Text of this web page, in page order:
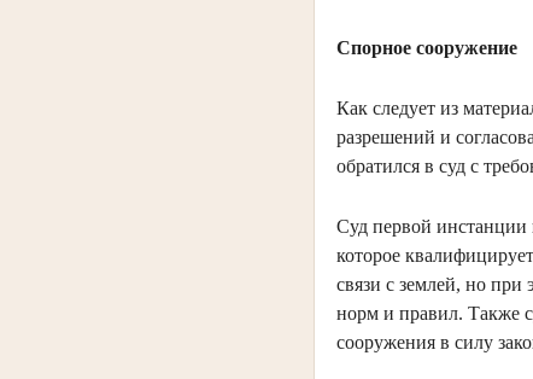
Спорное сооружение
Как следует из
разрешений и
обратился в суд с
Суд первой инстанции
которое
связи с землей, но при
норм и правил. Также
сооружения в силу